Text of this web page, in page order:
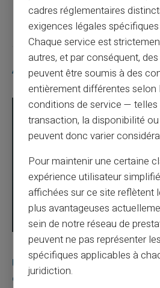
Articles similaires
03/08/2026 Veritas Carte
Une carte bancaire gratuite
existe ?
cadres réglementaires
exigences légales
Chaque service est
autres, et par conséquent,
peuvent être soumis à des
entièrement différentes selon
conditions de service — telles
transaction, la disponibilité
peuvent donc varier
Pour maintenir une certaine
expérience utilisateur
affichées sur ce site reflètent
plus avantageuses
sein de notre réseau de
peuvent ne pas représenter
spécifiques applicables à
juridiction.